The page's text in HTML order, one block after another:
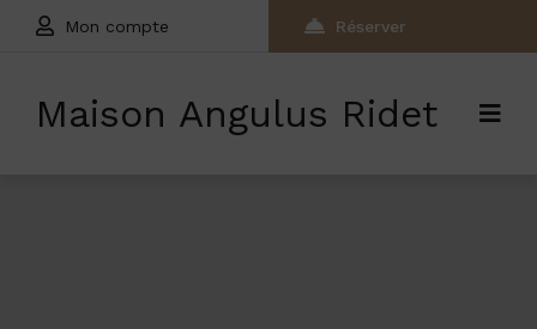
Mon compte Réserver
Maison Angulus Ridet